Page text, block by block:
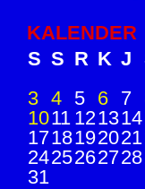
KALENDER
S S R K J
3 4 5 6 7
1011 121314
1718192021
2425262728
31